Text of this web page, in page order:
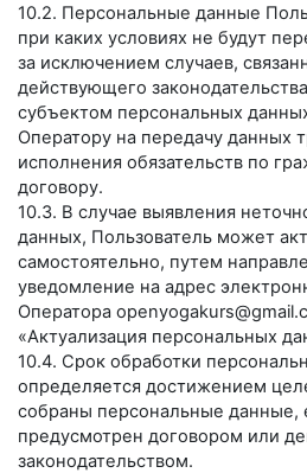
10.2. Персональные данные
при каких условиях не будут
за исключением случаев,
действующего
субъектом персональных
Оператору на передачу данных
исполнения обязательств по
договору.
10.3. В случае выявления
данных, Пользователь может
самостоятельно, путем
уведомление на адрес
Оператора
«Актуализация персональных
10.4. Срок обработки
определяется достижением
собраны персональные данные,
предусмотрен договором или
законодательством.